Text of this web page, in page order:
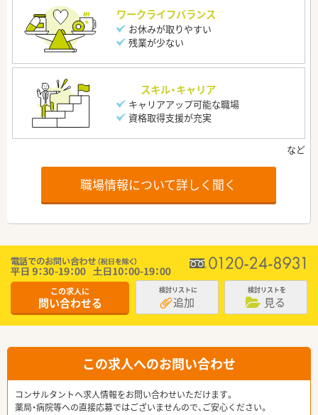
ワークライフバランス
お休みが取りやすい
残業が少ない
スキル・キャリア
キャリアアップ可能な職場
資格取得支援が充実
職場情報について詳しく聞く
この求人に
問い合わせる
検討リストに
追加
検討リストを
見る
この求人へのお問い合わせ
コンサルタントへ求人情報をお問い合わせいただけます。
薬局・病院等への直接応募ではございませんので、ご安心ください。